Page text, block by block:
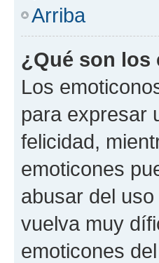
Arriba
¿Qué son los
Los
para expresar
felicidad,
emoticones
abusar del
vuelva muy
emoticones